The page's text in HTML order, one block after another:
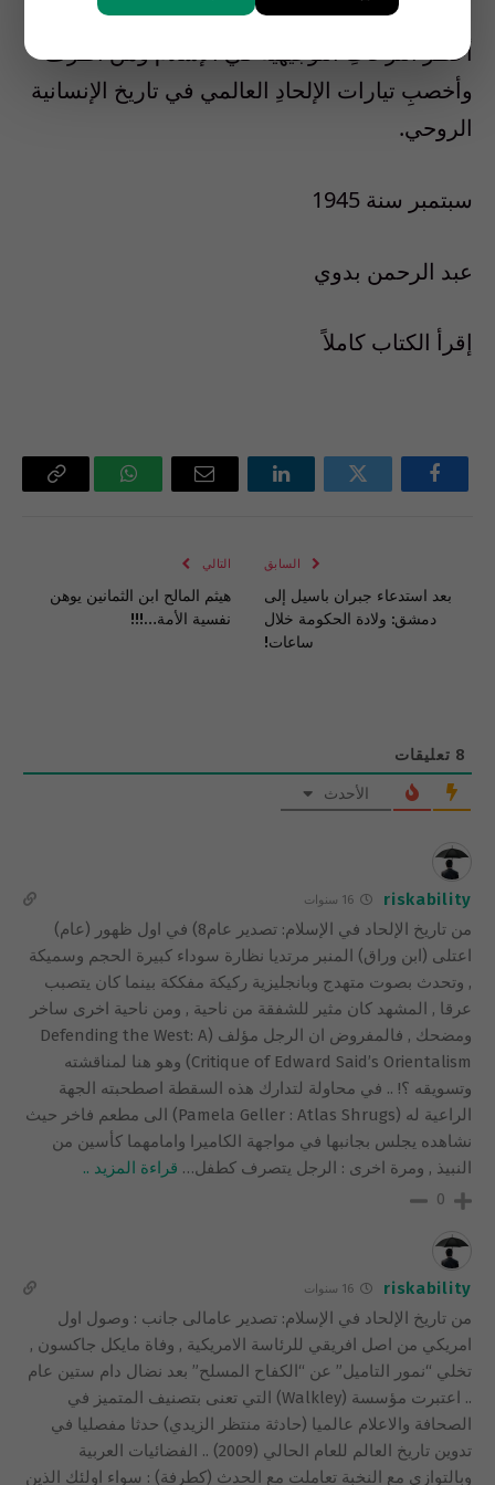
الدراسةَ التحليلية العامة لتلك النزعة التي تُعدُّ من
أخطر النزعاتِ التوجيهية في الإسلام ومن أطرف
وأخصبِ تيارات الإلحادِ العالمي في تاريخ الإنسانية
الروحي.
سبتمبر سنة 1945
عبد الرحمن بدوي
إقرأ الكتاب كاملاً
فيسبوك تويتر لينكدإن
البريد
واتساب Copy
السابق
بعد استدعاء جبران باسيل إلى
دمشق: ولادة الحكومة خلال
ساعات!
التالي
هيثم المالح ابن الثمانين يوهن
نفسية الأمة…!!!
8 تعليقات
الأحدث
riskability 16 سنوات
من تاريخ الإلحاد في الإسلام: تصدير عام8) في اول ظهور (عام)
اعتلى (ابن وراق) المنبر مرتديا نظارة سوداء كبيرة الحجم وسميكة
, وتحدث بصوت متهدج وبانجليزية ركيكة مفككة بينما كان يتصبب
عرقا , المشهد كان مثير للشفقة من ناحية , ومن ناحية اخرى ساخر
ومضحك , فالمفروض ان الرجل مؤلف (Defending the West: A
Critique of Edward Said’s Orientalism) وهو هنا لمناقشته
وتسويقه ؟! .. في محاولة لتدارك هذه السقطة اصطحبته الجهة
الراعية له (Pamela Geller : Atlas Shrugs) الى مطعم فاخر حيث
نشاهده يجلس بجانبها في مواجهة الكاميرا وامامهما كأسين من
النبيذ , ومرة اخرى : الرجل يتصرف كطفل… قراءة المزيد ..
0
riskability 16 سنوات
من تاريخ الإلحاد في الإسلام: تصدير عامالى جانب : وصول اول
امريكي من اصل افريقي للرئاسة الامريكية , وفاة مايكل جاكسون ,
تخلي “نمور التاميل” عن “الكفاح المسلح” بعد نضال دام ستين عام
.. اعتبرت مؤسسة (Walkley) التي تعنى بتصنيف المتميز في
الصحافة والاعلام عالميا (حادثة منتظر الزيدي) حدثا مفصليا في
تدوين تاريخ العالم للعام الحالي (2009) .. الفضائيات العربية
وبالتوازي مع النخبة تعاملت مع الحدث (كطرفة) : سواء اولئك الذين